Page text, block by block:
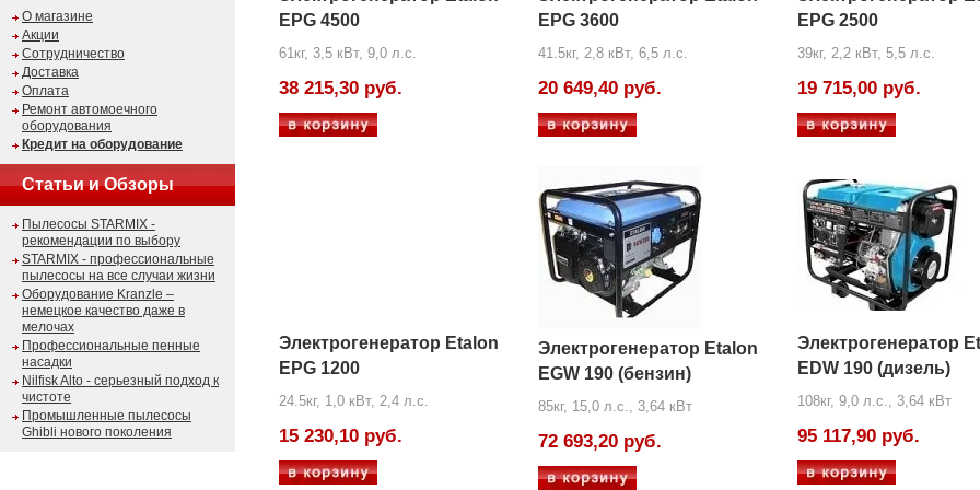
О магазине
Акции
Сотрудничество
Доставка
Оплата
Ремонт автомоечного
оборудования
Кредит на оборудование
Статьи и Обзоры
Пылесосы STARMIX -
рекомендации по выбору
STARMIX - профессиональные
пылесосы на все случаи жизни
Оборудование Kranzle –
немецкое качество даже в
мелочах
Профессиональные пенные
насадки
Nilfisk Alto - серьезный подход к
чистоте
Промышленные пылесосы
Ghibli нового поколения
EPG 4500
61кг, 3,5 кВт, 9,0 л.с.
38 215,30 руб.
EPG 3600
41.5кг, 2,8 кВт, 6,5 л.с.
20 649,40 руб.
EPG 2500
39кг, 2,2 кВт, 5,5 л.с.
19 715,00 руб.
Электрогенератор Etalon
EPG 1200
24.5кг, 1,0 кВт, 2,4 л.с.
15 230,10 руб.
Электрогенератор Etalon
EGW 190 (бензин)
85кг, 15,0 л.с., 3,64 кВт
72 693,20 руб.
Электрогенератор
EDW 190 (дизель)
108кг, 9,0 л.с., 3,64 кВт
95 117,90 руб.